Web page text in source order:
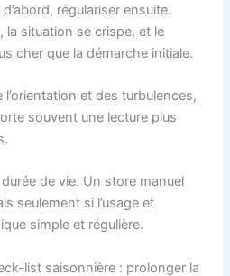
régulariser ensuite.
la situation se crispe, et le
cher que la démarche initiale.
l’orientation et des turbulences,
souvent une lecture plus
de vie. Un store manuel
seulement si l’usage et
simple et régulière.
list saisonnière : prolonger la